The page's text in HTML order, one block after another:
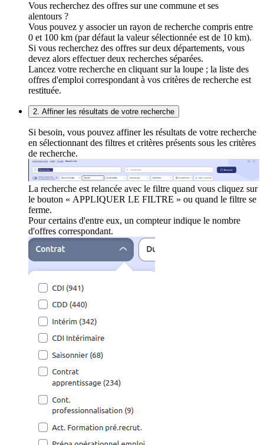
Vous recherchez des offres sur une commune et ses
alentours ?
Vous pouvez y associer un rayon de recherche compris entre
0 et 100 km (par défaut la valeur sélectionnée est de 10 km).
Si vous recherchez des offres sur deux départements, vous
devez alors effectuer deux recherches séparées.
Lancez votre recherche en cliquant sur la loupe ; la liste des
offres d'emploi correspondant à vos critères de recherche est
restituée.
2. Affiner les résultats de votre recherche
Si besoin, vous pouvez affiner les résultats de votre recherche
en sélectionnant des filtres et critères présents sous les critères
de recherche.
La recherche est relancée avec le filtre quand vous cliquez sur
le bouton « APPLIQUER LE FILTRE » ou quand le filtre se
ferme.
Pour certains d'entre eux, un compteur indique le nombre
d'offres correspondant.